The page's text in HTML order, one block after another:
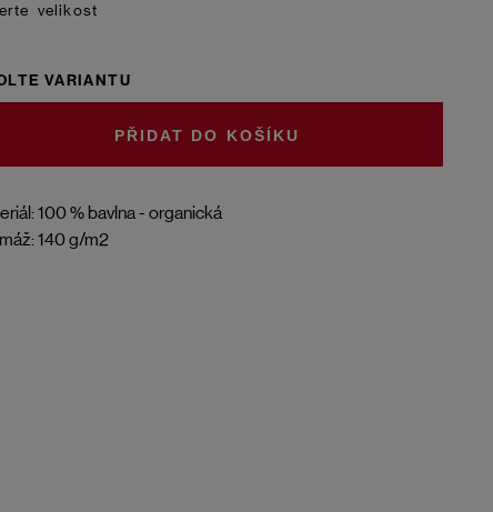
100 % bavlna - organická
140 g/m2
velikost
VARIANTU
DO KOŠÍKU